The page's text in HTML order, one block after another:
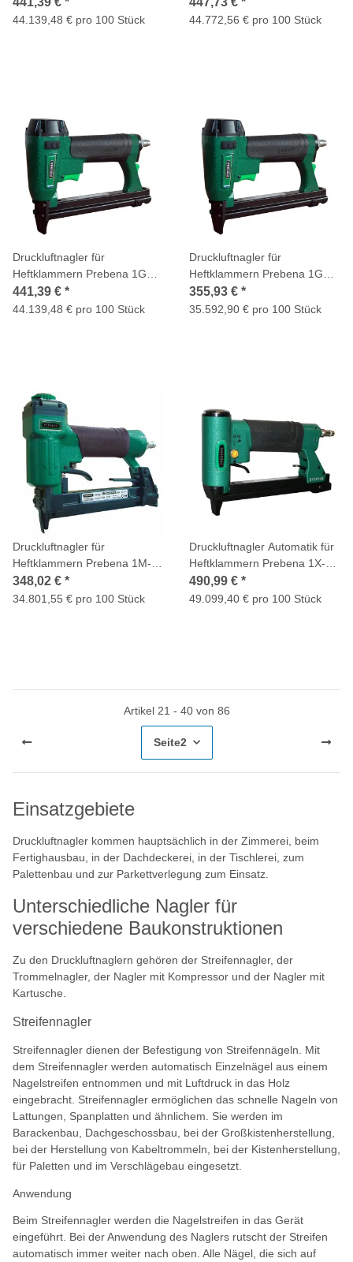
44.139,48 € pro 100 Stück 44.772,56 € pro 100 Stück
Druckluftnagler für
Heftklammern Prebena 1GP-
TK16
441,39 € *
44.139,48 € pro 100 Stück
Druckluftnagler für
Heftklammern Prebena 1GP-
XA16
355,93 € *
35.592,90 € pro 100 Stück
Druckluftnagler für
Heftklammern Prebena 1M-
O25SDS-S10
348,02 € *
34.801,55 € pro 100 Stück
Druckluftnagler Automatik für
Heftklammern Prebena 1X-
A16AUT
490,99 € *
49.099,40 € pro 100 Stück
Artikel 21 - 40 von 86
Seite2
Einsatzgebiete
Druckluftnagler kommen hauptsächlich in der Zimmerei, beim
Fertighausbau, in der Dachdeckerei, in der Tischlerei, zum
Palettenbau und zur Parkettverlegung zum Einsatz.
Unterschiedliche Nagler für
verschiedene Baukonstruktionen
Zu den Druckluftnaglern gehören der Streifennagler, der
Trommelnagler, der Nagler mit Kompressor und der Nagler mit
Kartusche.
Streifennagler
Streifennagler dienen der Befestigung von Streifennägeln. Mit
dem Streifennagler werden automatisch Einzelnägel aus einem
Nagelstreifen entnommen und mit Luftdruck in das Holz
eingebracht. Streifennagler ermöglichen das schnelle Nageln von
Lattungen, Spanplatten und ähnlichem. Sie werden im
Barackenbau, Dachgeschossbau, bei der Großkistenherstellung,
bei der Herstellung von Kabeltrommeln, bei der Kistenherstellung,
für Paletten und im Verschlägebau eingesetzt.
Anwendung
Beim Streifennagler werden die Nagelstreifen in das Gerät
eingeführt. Bei der Anwendung des Naglers rutscht der Streifen
automatisch immer weiter nach oben. Alle Nägel, die sich auf